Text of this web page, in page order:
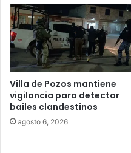
Villa de Pozos mantiene
vigilancia para detectar
bailes clandestinos
agosto 6, 2026